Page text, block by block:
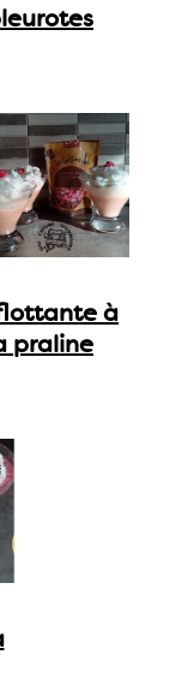
à
praline